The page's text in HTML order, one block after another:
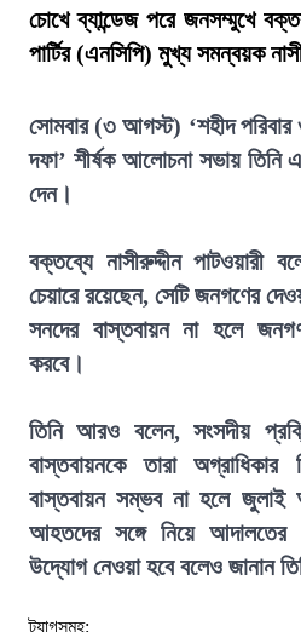
চোখে ব্যান্ডেজ পরে জনসম্মুখে
পার্টির (এনসিপি) মুখ্য সমন্বয়ক
সোমবার (৩ আগস্ট) ‘শহীদ
দফা’ শীর্ষক আলোচনা সভায়
দেন।
বক্তব্যে নাসীরুদ্দীন পাটওয়ারী
চেয়ারে রয়েছেন, সেটি জনগণের
সনদের বাস্তবায়ন না হলে
করবে।
তিনি আরও বলেন, সংসদীয়
বাস্তবায়নকে তারা
বাস্তবায়ন সম্ভব না হলে জুলাই
আহতদের সঙ্গে নিয়ে আদালতের
উদ্যোগ নেওয়া হবে বলেও জানান
ট্যাগসমূহ: